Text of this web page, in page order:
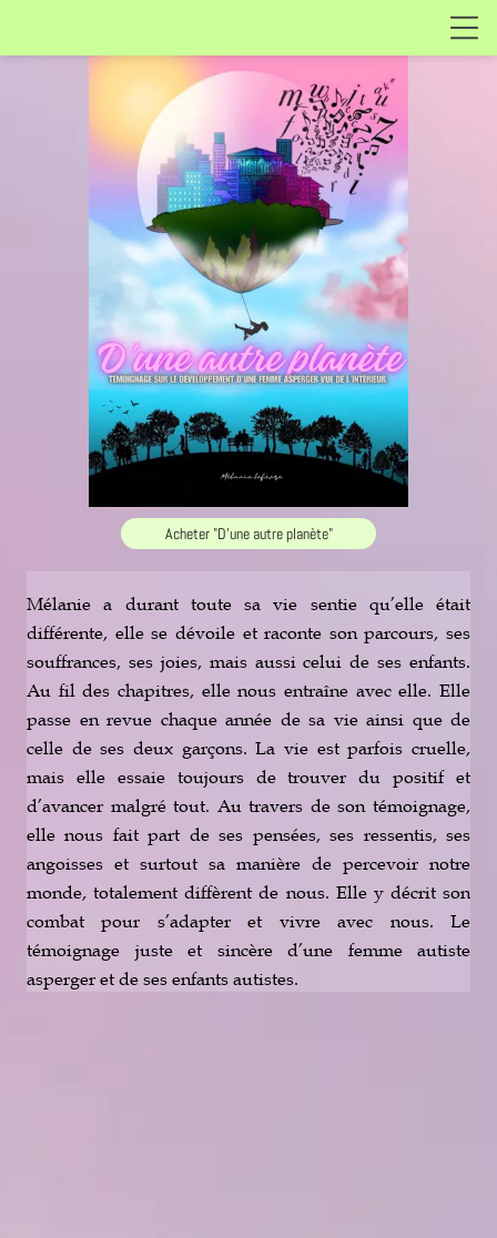
Acheter "D'une autre planète"
Mélanie a durant toute sa vie sentie qu’elle était
différente, elle se dévoile et raconte son parcours, ses
souffrances, ses joies, mais aussi celui de ses enfants.
Au fil des chapitres, elle nous entraîne avec elle. Elle
passe en revue chaque année de sa vie ainsi que de
celle de ses deux garçons. La vie est parfois cruelle,
mais elle essaie toujours de trouver du positif et
d’avancer malgré tout. Au travers de son témoignage,
elle nous fait part de ses pensées, ses ressentis, ses
angoisses et surtout sa manière de percevoir notre
monde, totalement diffèrent de nous. Elle y décrit son
combat pour s’adapter et vivre avec nous. Le
témoignage juste et sincère d’une femme autiste
asperger et de ses enfants autistes.